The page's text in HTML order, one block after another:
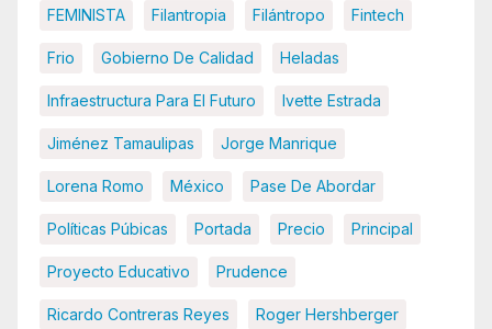
FEMINISTA Filantropia Filántropo Fintech
Frio Gobierno De Calidad Heladas
Infraestructura Para El Futuro Ivette Estrada
Jiménez Tamaulipas Jorge Manrique
Lorena Romo México Pase De Abordar
Políticas Púbicas Portada Precio Principal
Proyecto Educativo Prudence
Ricardo Contreras Reyes Roger Hershberger